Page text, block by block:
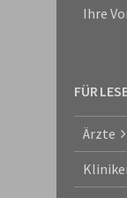
Ihre
FÜR
Ärzte